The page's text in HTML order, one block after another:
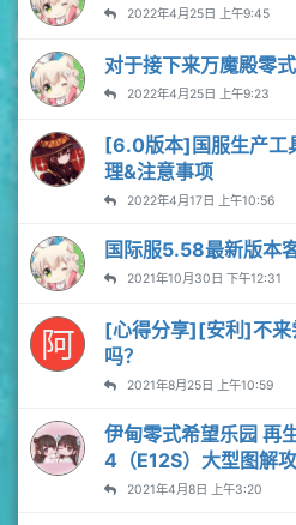
2022年4月25日 上午9:45
对于接下来万魔殿零
2022年4月25日 上午9:23
[6.0版本]国服生产工
理&注意事项
2022年4月17日 上午10:56
国际服5.58最新版本
2021年10月30日 下午12:31
阿
[心得分享][安利]不来
吗？
2021年8月25日 上午10:59
伊甸零式希望乐园 再
4（E12S）大型图解
2021年4月8日 上午3:20